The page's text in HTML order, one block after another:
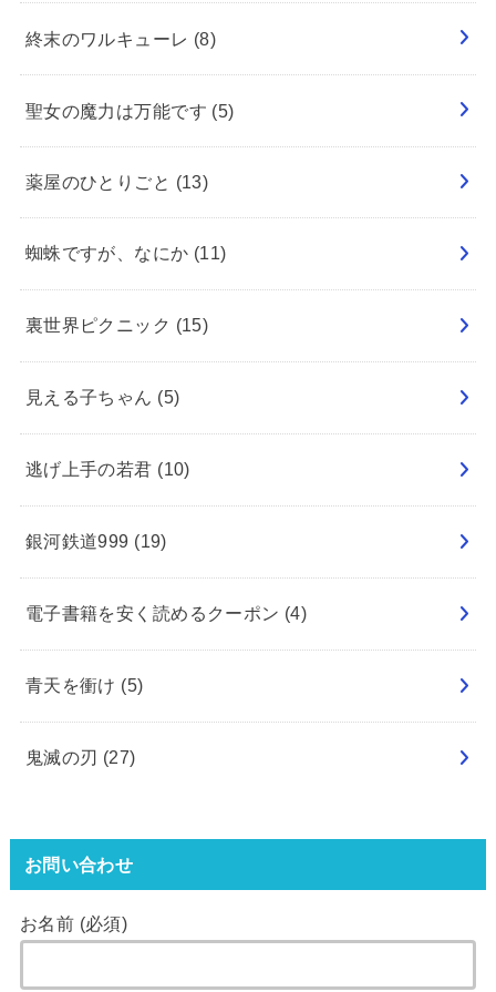
終末のワルキューレ (8)
聖女の魔力は万能です (5)
薬屋のひとりごと (13)
蜘蛛ですが、なにか (11)
裏世界ピクニック (15)
見える子ちゃん (5)
逃げ上手の若君 (10)
銀河鉄道999 (19)
電子書籍を安く読めるクーポン (4)
青天を衝け (5)
鬼滅の刃 (27)
お問い合わせ
お名前 (必須)